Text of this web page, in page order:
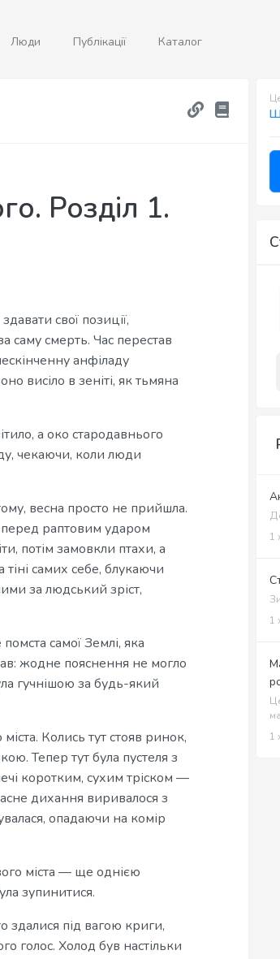
Люди Публікації Каталог
Розділ 1.
свої позиції,
саму смерть. Час перестав
анфіладу
висіло в зеніті, як тьмяна
а око стародавнього
чекаючи, коли люди
весна просто не прийшла.
перед раптовим ударом
потім замовкли птахи, а
самих себе, блукаючи
за людський зріст,
самої Землі, яка
жодне пояснення не могло
гучнішою за будь-який
Колись тут стояв ринок,
Тепер тут була пустеля з
коротким, сухим тріском —
дихання виривалося з
опадаючи на комір
міста — ще однією
зупинитися.
здалися під вагою криги,
голос. Холод був настільки
1
1
1